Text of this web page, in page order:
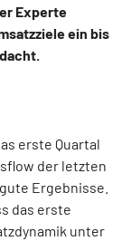
Experte
ein bis
erste Quartal
der letzten
Ergebnisse.
das erste
unter